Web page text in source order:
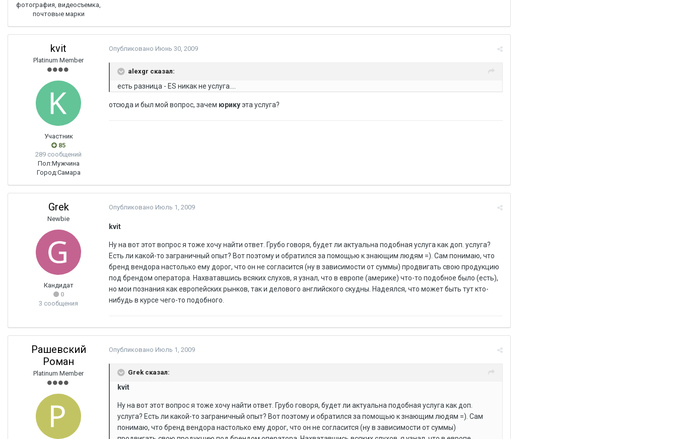
фотография, видеосъемка,
почтовые марки
kvit
Platinum Member
Участник
85
289 сообщений
Пол:Мужчина
Город:Самара
Опубликовано Июнь 30, 2009
alexgr сказал:
есть разница - ES никак не услуга....
отсюда и был мой вопрос, зачем юрикуэта услуга?
Grek
Newbie
Кандидат
0
3 сообщения
Опубликовано Июль 1, 2009
kvit
Ну на вот этот вопрос я тоже хочу найти ответ. Грубо говоря, будет ли актуальна подобная услуга как доп. услуга?
Есть ли какой-то заграничный опыт? Вот поэтому и обратился за помощью к знающим людям =). Сам понимаю, что
бренд вендора настолько ему дорог, что он не согласится (ну в зависимости от суммы) продвигать свою продукцию
под брендом оператора. Нахватавшись всяких слухов, я узнал, что в европе (америке) что-то подобное было (есть),
но мои познания как европейских рынков, так и делового английского скудны. Надеялся, что может быть тут кто-
нибудь в курсе чего-то подобного.
Рашевский
Роман
Platinum Member
Опубликовано Июль 1, 2009
Grek сказал:
kvit
Ну на вот этот вопрос я тоже хочу найти ответ. Грубо говоря, будет ли актуальна подобная услуга как доп.
услуга? Есть ли какой-то заграничный опыт? Вот поэтому и обратился за помощью к знающим людям =). Сам
понимаю, что бренд вендора настолько ему дорог, что он не согласится (ну в зависимости от суммы)